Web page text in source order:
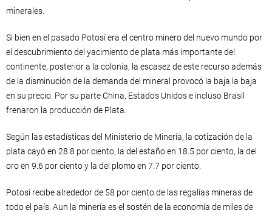
minerales.
Si bien en el pasado Potosí era el centro minero del nuevo mundo por
el descubrimiento del yacimiento de plata más importante del
continente, posterior a la colonia, la escasez de este recurso además
de la disminución de la demanda del mineral provocó la baja la baja
en su precio. Por su parte China, Estados Unidos e incluso Brasil
frenaron la producción de Plata.
Según las estadísticas del Ministerio de Minería, la cotización de la
plata cayó en 28.8 por ciento, la del estaño en 18.5 por ciento, la del
oro en 9.6 por ciento y la del plomo en 7.7 por ciento.
Potosí recibe alrededor de 58 por ciento de las regalías mineras de
todo el país. Aun la minería es el sostén de la economía de miles de